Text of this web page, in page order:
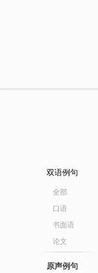
双语例句
全部
口语
书面语
论文
原声例句